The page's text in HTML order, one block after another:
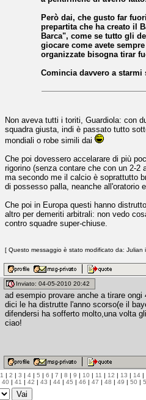
Però dai, che gusto far
prepartita che ha creato il
Barca", come se tutto gli
giocare come avete
organizzate bisogna tirar
Comincia davvero a
Non aveva tutti i toriti, Guardiola: con
squadra giusta, indi è passato tutto
mondiali o robe simili dai
Che poi dovessero accelarare di più
rigorino (senza contare che con un 2-2
ma secondo me il calcio è soprattutto
di possesso palla, neanche all'oratorio
Che poi in Europa questi hanno
altro per demeriti arbitrali: non vedo
contro squadre super-chiuse.
[ Questo messaggio è stato modificato da: Julian
Inviato: 04-05-2010 20:42
ad esempio provare anche a tirare
dici le ha distrutte l'anno scorso(e il
difendersi ha sofferto molto,una volta
ciao!
1 | 2 | 3 | 4 | 5 | 6 | 7 | 8 | 9 | 10 | 11 | 12 | 13 | 14 |
40 | 41 | 42 | 43 | 44 | 45 | 46 | 47 | 48 | 49 | 50 |